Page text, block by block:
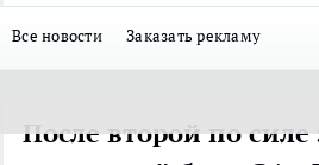
Все новости Заказать рекламу
После второй по силе